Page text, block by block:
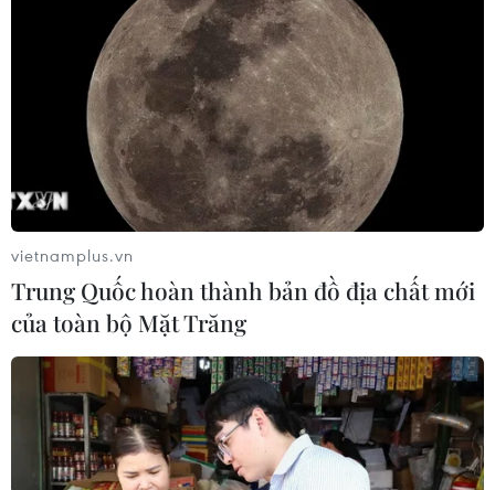
Hoàn thành đưa 75 triệu lít nước sạch tới
các “làng ung thư”
18/09/2016 08:49
Trong vòng 1 năm, 75 triệu lít nước tinh khiết đã được
cung cấp tới các ngôi làng ung thư có nguồn nước bị ô
nhiễm nặng nề, đặc biệt là khu vực phía Bắc.
vietnamplus.vn
Trung Quốc hoàn thành bản đồ địa chất mới
của toàn bộ Mặt Trăng